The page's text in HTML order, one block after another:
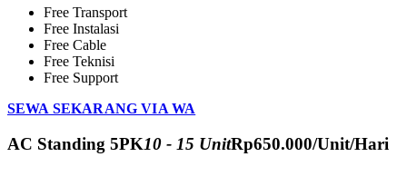
Free Transport
Free Instalasi
Free Cable
Free Teknisi
Free Support
SEWA SEKARANG VIA WA
AC Standing 5PK10 - 15 UnitRp650.000/Unit/Hari